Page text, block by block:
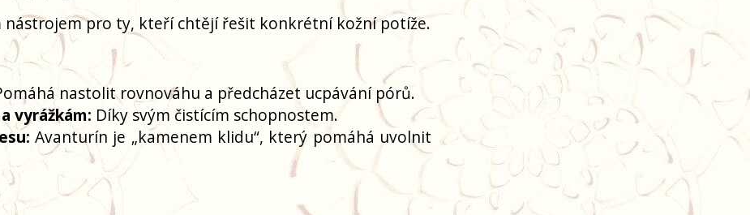
nástrojem pro ty, kteří chtějí řešit konkrétní kožní potíže.
nastolit rovnováhu a předcházet ucpávání pórů.
vyrážkám: Díky svým čistícím schopnostem.
Avanturín je „kamenem klidu“, který pomáhá uvolnit